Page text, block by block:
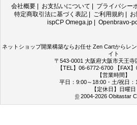
会社概要| お支払いについて プライバシー
特定商取引法に基づく表記| ご利用規約|
ispCP Omega.jp
Openbravo-
ネットショップ開業構築ならお任せ Zen Cartからレ
イト
〒543-0001 大阪府大阪市天王寺
【TEL】06-6772-6700 【FAX
【営業時間】
平日：9:00～18:00・土/祝日：
【定休日】日曜日
© 2004-2026 Obitastar